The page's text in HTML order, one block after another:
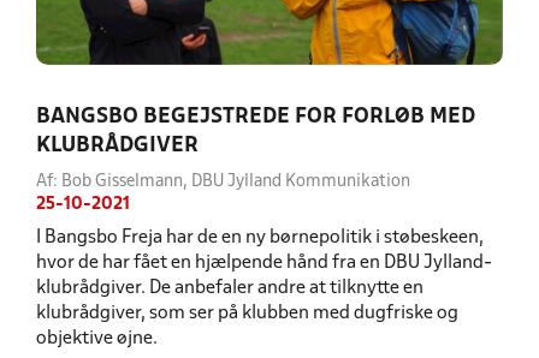
BANGSBO BEGEJSTREDE FOR FORLØB MED
KLUBRÅDGIVER
Af: Bob Gisselmann, DBU Jylland Kommunikation
25-10-2021
I Bangsbo Freja har de en ny børnepolitik i støbeskeen,
hvor de har fået en hjælpende hånd fra en DBU Jylland-
klubrådgiver. De anbefaler andre at tilknytte en
klubrådgiver, som ser på klubben med dugfriske og
objektive øjne.